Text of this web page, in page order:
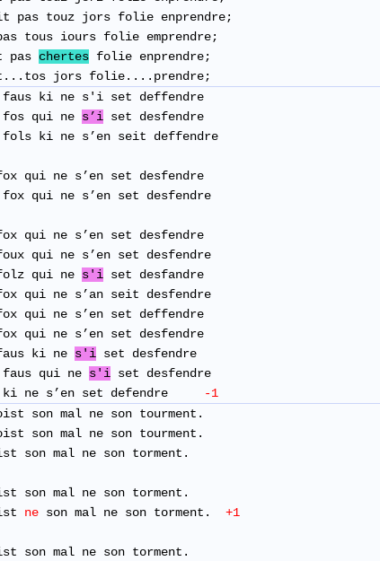
pas touz jors folie enprendre;
tous iours folie emprendre;
pas chertes folie enprendre;
jors folie....prendre;
ki ne s'i set deffendre
qui ne s’i set desfendre
ki ne s’en seit deffendre
qui ne s’en set desfendre
qui ne s’en set desfendre
qui ne s’en set desfendre
qui ne s’en set desfendre
qui ne s'i set desfandre
qui ne s’an seit desfendre
qui ne s’en set deffendre
qui ne s’en set desfendre
ki ne s'i set desfendre
qui ne s'i set desfendre
ne s’en set defendre
-1
son mal ne son tourment.
son mal ne son tourment.
son mal ne son torment.
son mal ne son torment.
ne son mal ne son torment. +1
son mal ne son torment.